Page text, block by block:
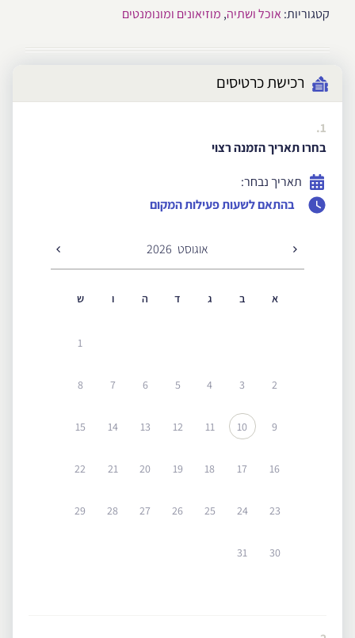
קטגוריות:אוכל ושתיה, מוזיאונים ומונומנטים
רכישת כרטיסים
1.
בחרו תאריך הזמנה רצוי
תאריך נבחר:
בהתאם לשעות פעילות המקום
אוגוסט 2026
א ב ג ד ה ו ש
1
2
3
4
5
6
7
8
9
10
11
12
13
14
15
16
17
18
19
20
21
22
23
24
25
26
27
28
29
30
31